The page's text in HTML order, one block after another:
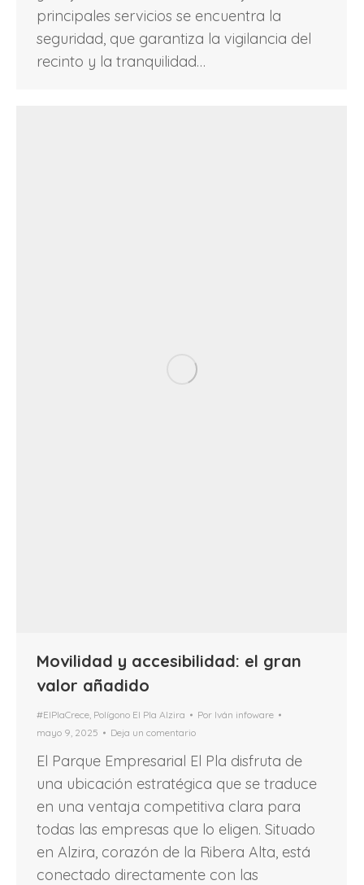
principales servicios se encuentra la
seguridad, que garantiza la vigilancia del
recinto y la tranquilidad…
Movilidad y accesibilidad: el gran
valor añadido
#ElPlaCrece Polígono El Pla Alzira Por Iván infoware
mayo 9, 2025
Deja un comentario
El Parque Empresarial El Pla disfruta de
una ubicación estratégica que se traduce
en una ventaja competitiva clara para
todas las empresas que lo eligen. Situado
en Alzira, corazón de la Ribera Alta, está
conectado directamente con las